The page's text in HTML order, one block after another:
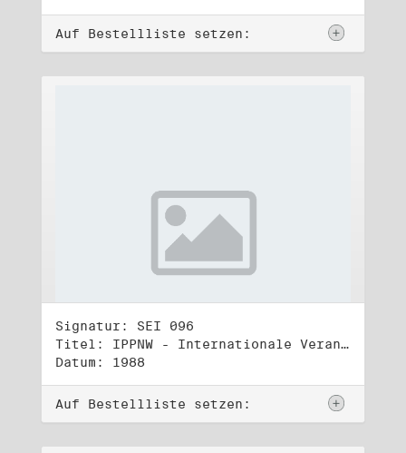
Auf Bestellliste setzen:
Signatur: SEI 096
Titel: IPPNW - Internationale Veranstaltungen und Tagungen (5)
Datum: 1988
Auf Bestellliste setzen: